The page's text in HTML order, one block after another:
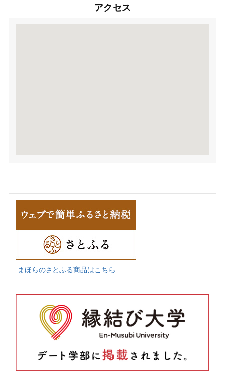
アクセス
まほらのさとふる商品はこちら